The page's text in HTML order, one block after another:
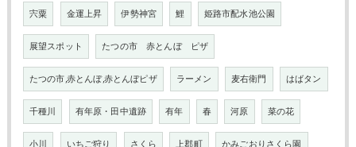
宍粟 金運上昇 伊勢神宮 鯉 姫路市配水池公園
展望スポット たつの市 赤とんぼ ピザ
たつの市,赤とんぼ,赤とんぼピザ ラーメン 麦右衛門 はばタン
千種川 有年原・田中遺跡 有年 春 河原 菜の花
小川 いちご狩り さくら 上郡町 かみごおりさくら園